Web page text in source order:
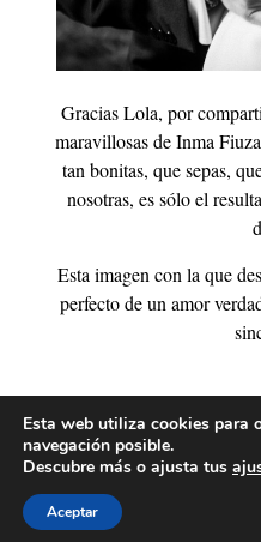
Gracias Lola, por
maravillosas de Inma
tan bonitas, que sepas,
nosotras, es sólo el
Esta imagen con la que
perfecto de un amor
Esta web utiliza cookies para
navegación posible.
Descubre más o ajusta tus
Aceptar